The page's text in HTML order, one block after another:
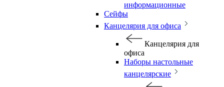
информационные
Сейфы
Канцелярия для офиса
Канцелярия для
офиса
Наборы настольные
канцелярские